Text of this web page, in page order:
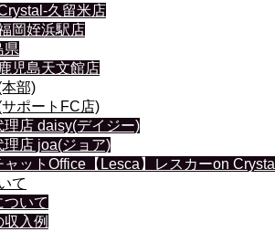
久留米店
岡姪浜駅店
県
鹿児島天文館店
部)
ポートFC店)
理店 daisy(デイジー)
理店 joa(ジョア)
ャットOffice【Lesca】レスカーon Crystal
て
ついて
入例